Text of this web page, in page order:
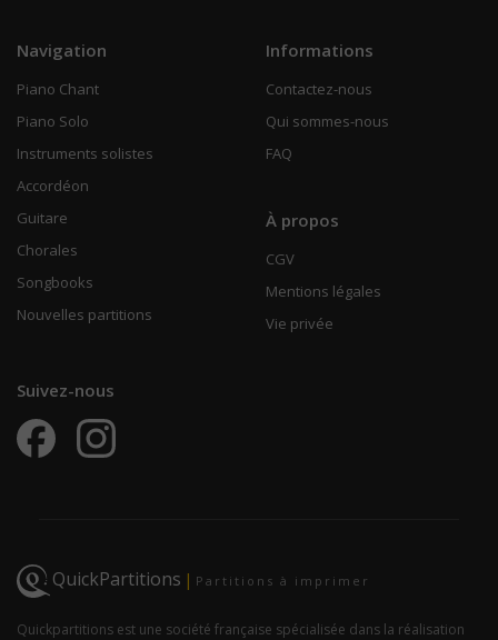
Navigation
Piano Chant
Piano Solo
Instruments solistes
Accordéon
Guitare
Chorales
Songbooks
Nouvelles partitions
Informations
Contactez-nous
Qui sommes-nous
FAQ
À propos
CGV
Mentions légales
Vie privée
Suivez-nous
QuickPartitions | Partitions à imprimer
Quickpartitions est une société française spécialisée dans la réalisation